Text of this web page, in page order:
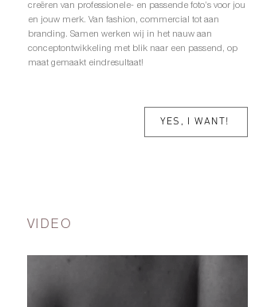
creëren van professionele- en passende foto’s voor jou
en jouw merk. Van fashion, commercial tot aan
branding. Samen werken wij in het nauw aan
conceptontwikkeling met blik naar een passend, op
maat gemaakt eindresultaat!
YES, I WANT!
VIDEO